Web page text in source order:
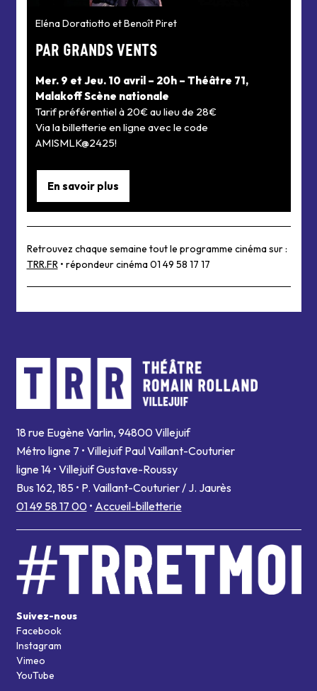
Eléna Doratiotto et Benoît Piret
PAR GRANDS VENTS
Mer. 9 et Jeu. 10 avril – 20h – Théâtre 71,
Malakoff Scène nationale
Tarif préférentiel à 20€ au lieu de 28€
Via la billetterie en ligne avec le code
AMISMLK@2425!
En savoir plus
Retrouvez chaque semaine tout le programme cinéma sur :
TRR.FR• répondeur cinéma 01 49 58 17 17
18 rue Eugène Varlin, 94800 Villejuif
Métro ligne 7 • Villejuif Paul Vaillant-Couturier
ligne 14 • Villejuif Gustave-Roussy
Bus 162, 185 • P. Vaillant-Couturier / J. Jaurès
01 49 58 17 00• Accueil-billetterie
Suivez-nous
Facebook
Instagram
Vimeo
YouTube